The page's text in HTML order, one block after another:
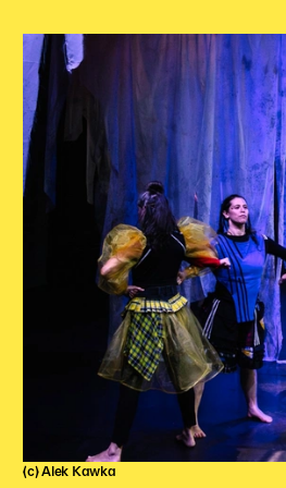
(c) Alek Kawka